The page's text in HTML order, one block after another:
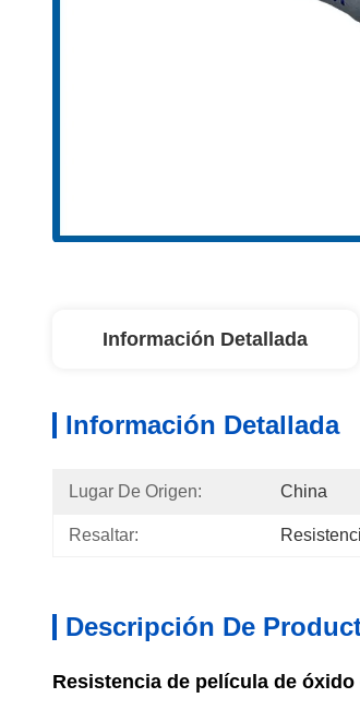
Información Detallada
Información Detallada
Lugar De Origen: China
Resaltar:
Descripción De
Resistencia de película de